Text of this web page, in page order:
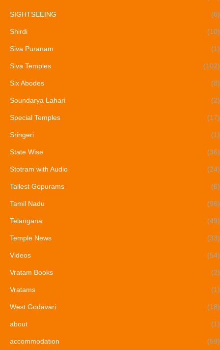
SIGHTSEEING (6)
Shirdi (10)
Siva Puranam (1)
Siva Temples (102)
Six Abodes (8)
Soundarya Lahari (2)
Special Temples (17)
Sringeri (1)
State Wise (36)
Stotram with Audio (24)
Tallest Gopurams (6)
Tamil Nadu (96)
Telangana (49)
Temple News (33)
Videos (54)
Vratam Books (2)
Vratams (1)
West Godavari (18)
about (1)
accommodation (59)